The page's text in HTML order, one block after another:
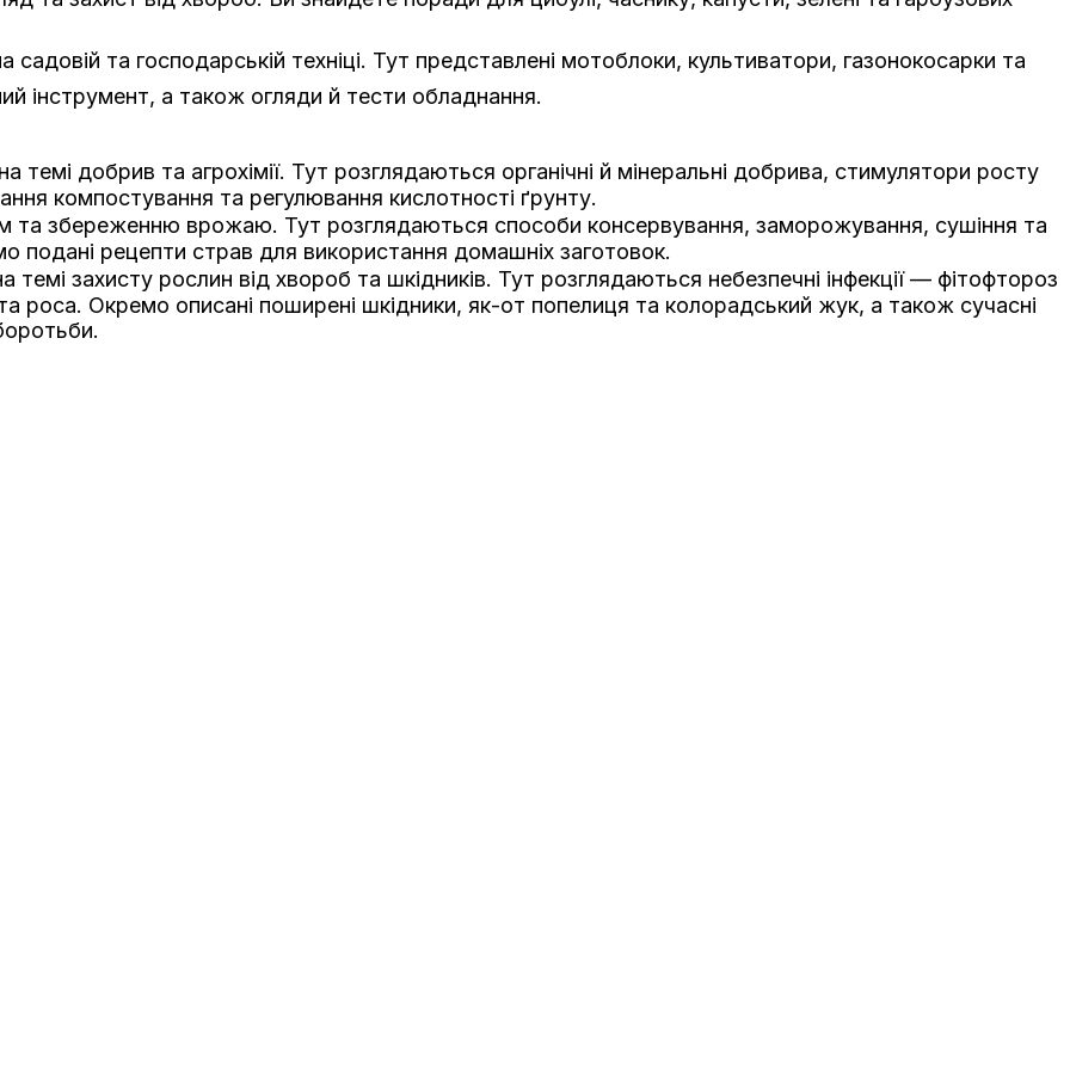
садовій та господарській техніці. Тут представлені мотоблоки, культиватори, газонокосарки та
інструмент, а також огляди й тести обладнання.
темі добрив та агрохімії. Тут розглядаються органічні й мінеральні добрива, стимулятори росту
компостування та регулювання кислотності ґрунту.
та збереженню врожаю. Тут розглядаються способи консервування, заморожування, сушіння та
подані рецепти страв для використання домашніх заготовок.
темі захисту рослин від хвороб та шкідників. Тут розглядаються небезпечні інфекції — фітофтороз
роса. Окремо описані поширені шкідники, як-от попелиця та колорадський жук, а також сучасні